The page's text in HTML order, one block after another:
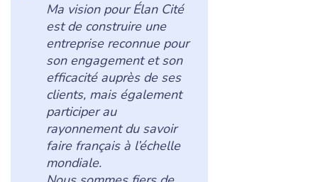
Ma vision pour Élan Cité
est de construire une
entreprise reconnue pour
son engagement et son
efficacité auprès de ses
clients, mais également
participer au
rayonnement du savoir
faire français à l’échelle
mondiale.